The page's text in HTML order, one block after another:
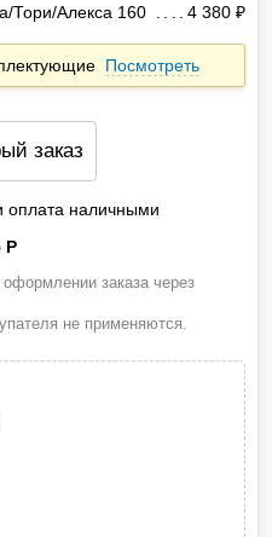
Тори/Алекса 160 4 380
Посмотреть
заказ
оплата наличными
P
заказа через
не применяются.